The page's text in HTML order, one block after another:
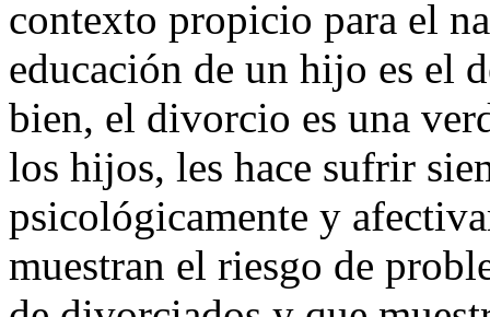
contexto propicio para el
educación de un hijo es el
bien, el divorcio es una
los hijos, les hace sufrir
psicológicamente y
muestran el riesgo de